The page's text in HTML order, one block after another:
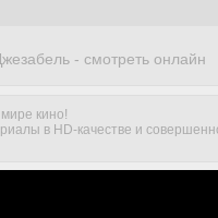
- смотреть онлайн
кино!
в HD-качестве и